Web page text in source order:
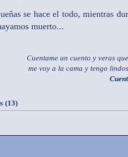
se hace el todo, mientras
muerto...
Cuentame un cuento y veras
me voy a la cama y tengo
(13)